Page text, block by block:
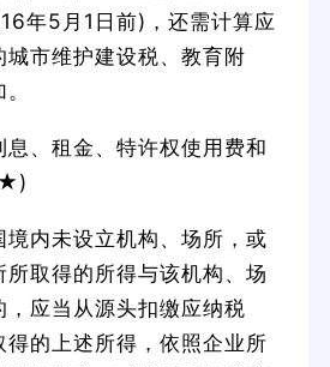
年5月1日前)，还需计算应
市维护建设税、教育附
息、租金、特许权使用费和
内未设立机构、场所，或
取得的所得与该机构、场
，应当从源头扣缴应纳税
的上述所得，依照企业所